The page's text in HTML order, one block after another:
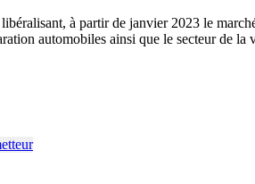
à partir de janvier 2023 le
automobiles ainsi que le secteur de